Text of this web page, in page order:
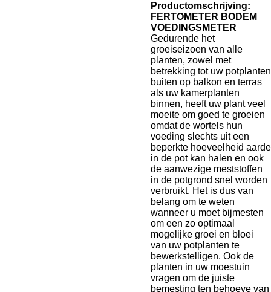
Productomschrijving:
FERTOMETER BODEM
VOEDINGSMETER
Gedurende het
groeiseizoen van alle
planten, zowel met
betrekking tot uw potplanten
buiten op balkon en terras
als uw kamerplanten
binnen, heeft uw plant veel
moeite om goed te groeien
omdat de wortels hun
voeding slechts uit een
beperkte hoeveelheid aarde
in de pot kan halen en ook
de aanwezige meststoffen
in de potgrond snel worden
verbruikt. Het is dus van
belang om te weten
wanneer u moet bijmesten
om een zo optimaal
mogelijke groei en bloei
van uw potplanten te
bewerkstelligen. Ook de
planten in uw moestuin
vragen om de juiste
bemesting ten behoeve van